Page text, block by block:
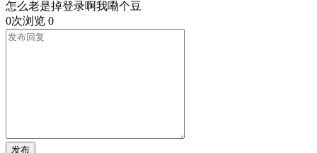
怎么老是掉登录啊我嘞个豆
0次浏览 0
发布